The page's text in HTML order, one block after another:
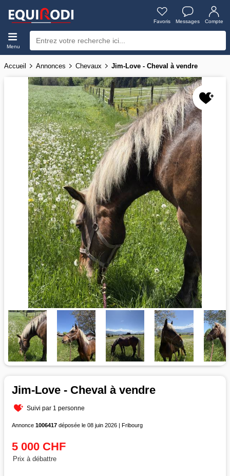
Favoris Messages Compte
Menu
Accueil Annonces Chevaux Jim-Love - Cheval à vendre
Jim-Love - Cheval à vendre
Suivi par 1 personne
Annonce 1006417 déposée le 08 juin 2026 | Fribourg
5 000 CHF
Prix à débattre